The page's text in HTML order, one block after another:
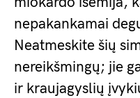
nepakankamai
Neatmeskite šių
nereikšmingų; jie
ir kraujagyslių